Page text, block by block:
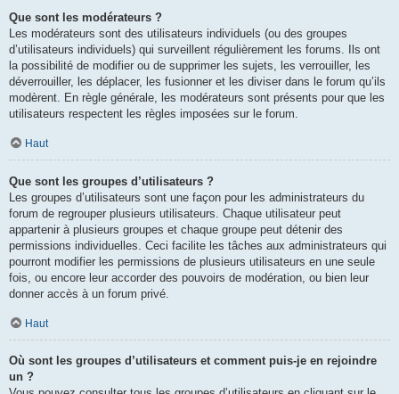
Que sont les modérateurs ?
Les modérateurs sont des utilisateurs individuels (ou des groupes
d’utilisateurs individuels) qui surveillent régulièrement les forums. Ils ont
la possibilité de modifier ou de supprimer les sujets, les verrouiller, les
déverrouiller, les déplacer, les fusionner et les diviser dans le forum qu’ils
modèrent. En règle générale, les modérateurs sont présents pour que les
utilisateurs respectent les règles imposées sur le forum.
Haut
Que sont les groupes d’utilisateurs ?
Les groupes d’utilisateurs sont une façon pour les administrateurs du
forum de regrouper plusieurs utilisateurs. Chaque utilisateur peut
appartenir à plusieurs groupes et chaque groupe peut détenir des
permissions individuelles. Ceci facilite les tâches aux administrateurs qui
pourront modifier les permissions de plusieurs utilisateurs en une seule
fois, ou encore leur accorder des pouvoirs de modération, ou bien leur
donner accès à un forum privé.
Haut
Où sont les groupes d’utilisateurs et comment puis-je en rejoindre
un ?